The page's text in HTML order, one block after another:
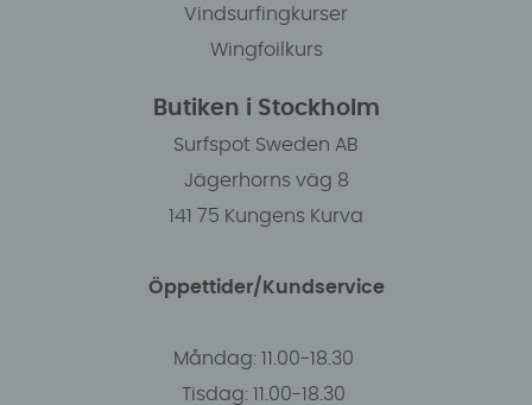
Vindsurfingkurser
Wingfoilkurs
Butiken i Stockholm
Surfspot Sweden AB
Jägerhorns väg 8
141 75 Kungens Kurva
Öppettider/Kundservice
Måndag: 11.00-18.30
Tisdag: 11.00-18.30